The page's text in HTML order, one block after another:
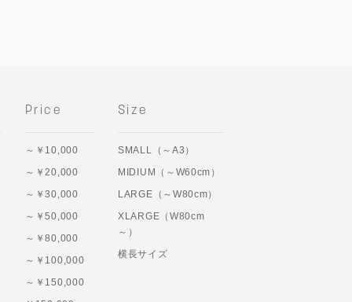
Price
～￥10,000
～￥20,000
～￥30,000
～￥50,000
～￥80,000
～￥100,000
～￥150,000
Size
SMALL（～A3）
MIDIUM（～W60cm）
LARGE（～W80cm）
XLARGE（W80cm
～）
横長サイズ